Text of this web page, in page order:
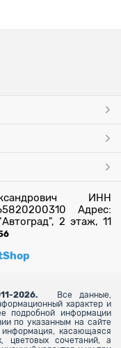
ИНН
Адрес:
2 этаж, 11
2026.
Все данные,
характер и
подробной информации
по указанным на сайте
касающаяся
цветовых сочетаний, а